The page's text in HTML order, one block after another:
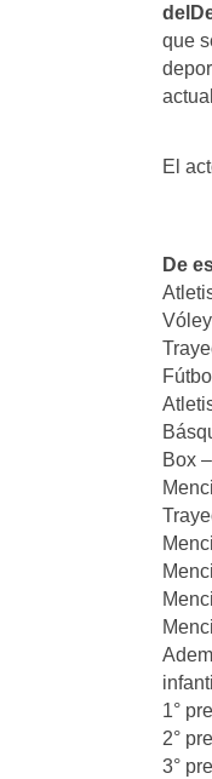
del
que
El
De
Box
1°
2°
3°